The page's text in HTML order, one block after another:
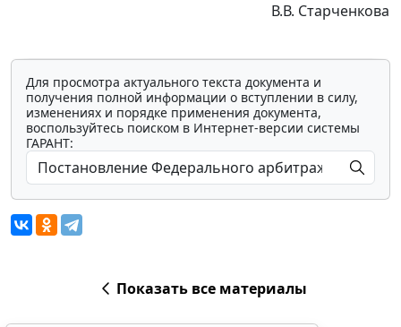
В.В. Старченкова
Для просмотра актуального текста документа и
получения полной информации о вступлении в силу,
изменениях и порядке применения документа,
воспользуйтесь поиском в Интернет-версии системы
ГАРАНТ:
Показать все материалы